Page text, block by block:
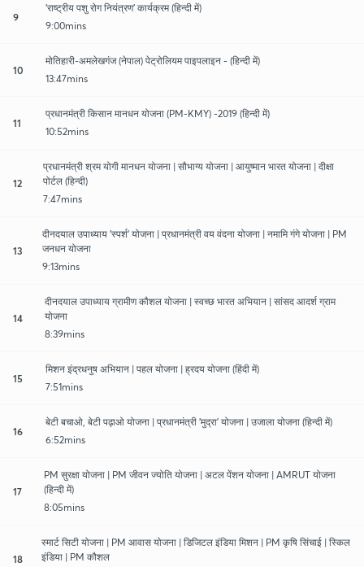
9
'राष्ट्रीय पशु रोग नियंत्रण' कार्यक्रम (हिन्दी में)
9:00mins
10
मोतिहारी-अमलेखगंज (नेपाल) पेट्रोलियम पाइपलाइन - (हिन्दी में)
13:47mins
11
प्रधानमंत्री किसान मानधन योजना (PM-KMY) -2019 (हिन्दी में)
10:52mins
12
प्रधानमंत्री श्रम योगी मानधन योजना | सौभाग्य योजना | आयुष्मान भारत योजना | दीक्षा
पोर्टल (हिन्दी)
7:47mins
13
दीनदयाल उपाध्याय 'स्पर्श' योजना | प्रधानमंत्री वय वंदना योजना | नमामि गंगे योजना | PM
जनधन योजना
9:13mins
14
दीनदयाल उपाध्याय ग्रामीण कौशल योजना | स्वच्छ भारत अभियान | सांसद आदर्श ग्राम
योजना
8:39mins
15
मिशन इंद्रधनुष अभियान | पहल योजना | ह्रदय योजना (हिंदी में)
7:51mins
16
बेटी बचाओ, बेटी पढ़ाओ योजना | प्रधानमंत्री 'मुद्रा' योजना | उजाला योजना (हिन्दी में)
6:52mins
17
PM सुरक्षा योजना | PM जीवन ज्योति योजना | अटल पेंशन योजना | AMRUT योजना
(हिन्दी में)
8:05mins
18
स्मार्ट सिटी योजना | PM आवास योजना | डिजिटल इंडिया मिशन | PM कृषि सिंचाई | स्किल
इंडिया | PM कौशल